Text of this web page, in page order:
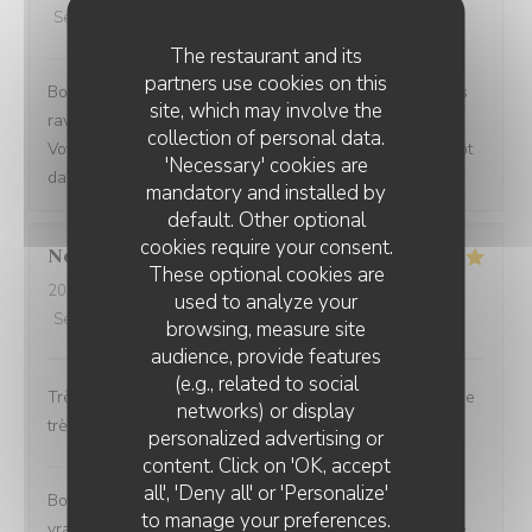
The restaurant and its
partners use cookies on this
site, which may involve the
collection of personal data.
'Necessary' cookies are
mandatory and installed by
default. Other optional
cookies require your consent.
These optional cookies are
used to analyze your
browsing, measure site
audience, provide features
(e.g., related to social
networks) or display
personalized advertising or
content. Click on 'OK, accept
all', 'Deny all' or 'Personalize'
to manage your preferences.
Service
Le BK restaurant has replied to this review
Bonjour Priscilla, Merci pour votre retour ! Nous sommes
ravis que vous ayez passé un bon moment parmi nous.
Votre satisfaction nous fait vraiment plaisir. À très bientôt
dans notre établissement ! L'équipe du BK restaurant
Nesrine D
2026-08-02
- 15:00 - Guests 2
Service
Ambiance Food /5 Value
Très beau restaurant avec une ambiance féerique et une
très bonne bouffe
Le BK restaurant has replied to this review
Bonjour Nesrine, Merci pour ce retour qui nous fait
LE BK RESTAURANT